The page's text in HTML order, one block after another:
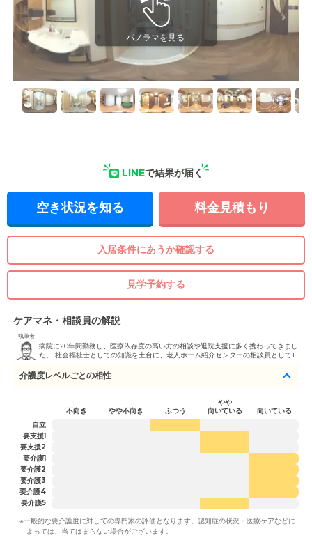
LINEで結果が届く
空き状況を知る 料金見積もり
入居条件にあうか確認する
見学予約する
ケアマネ・相談員の解説
執筆者
病院に20年間勤務し、医療依存度の高い方の相談や退院支援に多く携わってきまし
た。 社会福祉士としての知識を土台に、老人ホーム紹介センターの相談員として1
せずに受け止めます。 初対面でも話しやすいと感じていただけるよう、専門的な内
容も分かりやすく整理し、ご本人とご家族が納得できる住まい選びを丁寧にサポー
介護度レベルごとの相性
不向き やや不向き ふつう
やや
向いている
向いている
自立
要支援1
要支援2
要介護1
要介護2
要介護3
要介護4
要介護5
※一般的な要介護度に対しての専門家の評価となります。認知症の状況・医療ケアなどに
よっては、当てはまらない場合がございます。